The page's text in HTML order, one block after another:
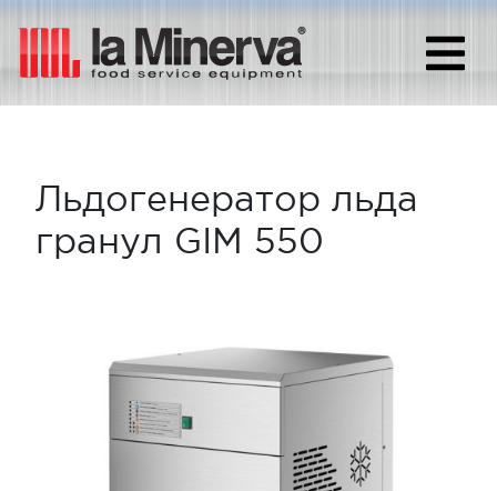
Льдогенератор льда
гранул GIM 550